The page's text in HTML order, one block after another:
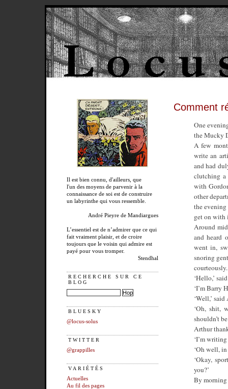
Il est bien connu, d'ailleurs, que
l'un des moyens de parvenir à la
connaissance de soi est de construire
un labyrinthe qui vous ressemble.
André Pieyre de Mandiargues
L’essentiel est de n’admirer que ce qui
fait vraiment plaisir, et de croire
toujours que le voisin qui admire est
payé pour vous tromper.
Stendhal
RECHERCHE SUR CE
BLOG
BLUESKY
@locus-solus
TWITTER
@grappilles
VARIÉTÉS
Actuelles
Au fil des pages
Comment
One
the Mucky
A few
write an
and had
clutching
with
other
the
get on with
Around
and heard
went in,
snoring
courteously.
‘Hello,’
‘I’m Barry
‘Well,’
‘Oh, shit,
shouldn’t
Arthur
‘I’m
‘Oh well, in
‘Okay,
you?’
By morning